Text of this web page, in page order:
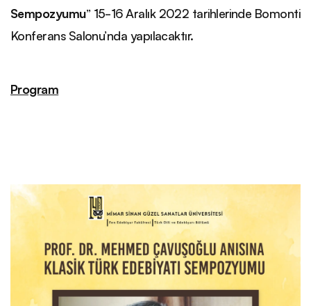
Sempozyumu” 15-16 Aralık 2022 tarihlerinde Bomonti
Konferans Salonu’nda yapılacaktır.
Program